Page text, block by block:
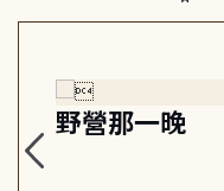
野營那一晚